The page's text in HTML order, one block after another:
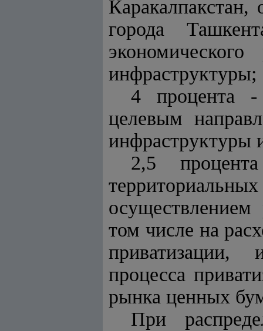
города
инфраструктуры;
4 процента -
целевым
инфраструктуры
2,5
том числе на
приватизации,
процесса
рынка ценных
При